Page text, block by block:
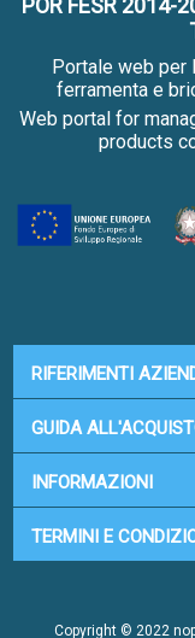
POR FESR 2014-
Portale web
ferramenta e
Web portal for
products
RIFERIMENTI
GUIDA
INFORMAZIONI
TERMINI E
Copyright © 2022